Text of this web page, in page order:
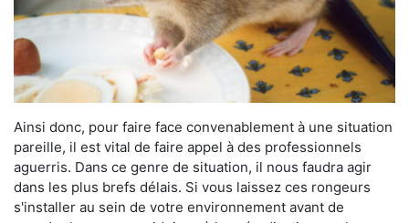
Ainsi donc, pour faire face convenablement à une situation
pareille, il est vital de faire appel à des professionnels
aguerris. Dans ce genre de situation, il nous faudra agir
dans les plus brefs délais. Si vous laissez ces rongeurs
s'installer au sein de votre environnement avant de